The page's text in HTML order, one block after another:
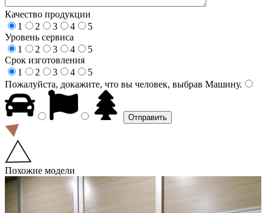
Качество продукции
1
2 3 4
5
Уровень сервиса
1
2 3 4
5
Срок изготовления
1
2 3 4
5
Пожалуйста, докажите, что вы человек, выбрав Машину.
Похожие модели